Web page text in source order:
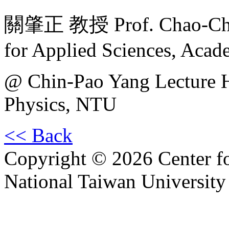
關肇正 教授 Prof. Chao-
for Applied Sciences,
@ Chin-Pao Yang Lecture
Physics, NTU
<< Back
Copyright © 2026 Center
National Taiwan University